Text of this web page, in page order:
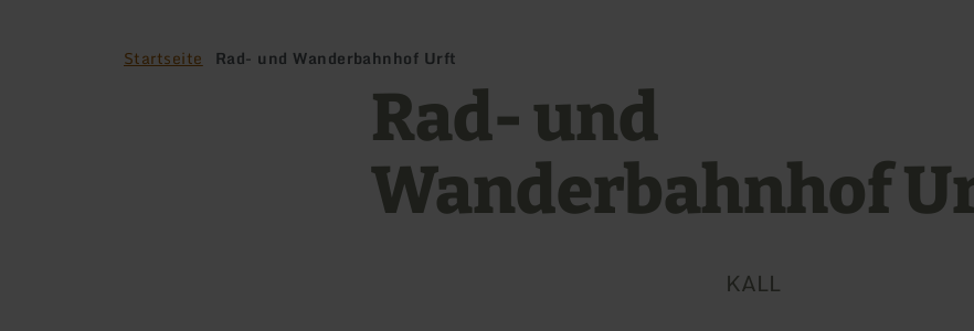
Startseite Rad- und Wanderbahnhof Urft
Rad- und
Wanderbahnhof
KALL